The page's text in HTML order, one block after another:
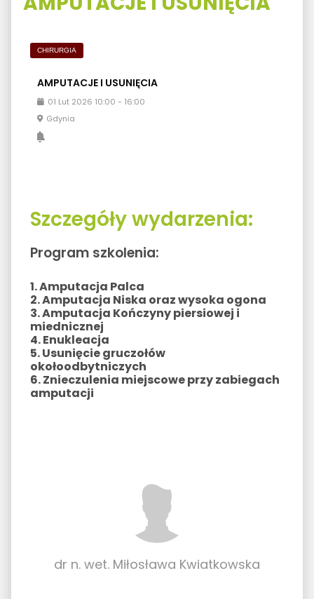
CHIRURGIA
AMPUTACJE I USUNIĘCIA
01 Lut 2026 10:00 - 16:00
Gdynia
Szczegóły wydarzenia:
Program szkolenia:
1. Amputacja Palca
2. Amputacja Niska oraz wysoka ogona
3. Amputacja Kończyny piersiowej i
miednicznej
4. Enukleacja
5. Usunięcie gruczołów
okołoodbytniczych
6. Znieczulenia miejscowe przy zabiegach
amputacji
dr n. wet. Miłosława Kwiatkowska